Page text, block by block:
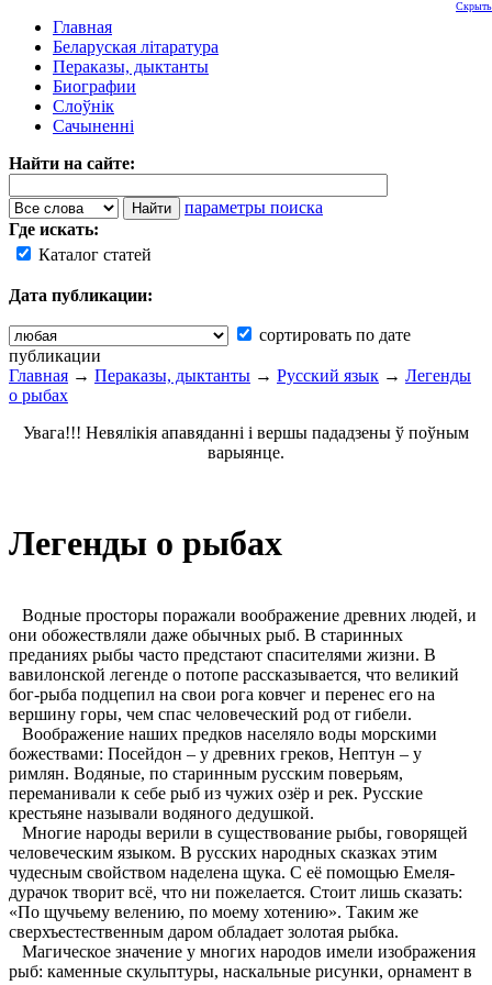
Главная
Беларуская літаратура
Пераказы, дыктанты
Биографии
Слоўнік
Сачыненні
Найти на сайте:
параметры поиска
Где искать:
Каталог статей
Дата публикации:
сортировать по дате
публикации
Скрыть
Главная → Пераказы, дыктанты → Русский язык → Легенды
о рыбах
Увага!!! Невялікія апавяданні і вершы пададзены ў поўным
варыянце.
Легенды о рыбах
Водные просторы поражали воображение древних людей, и
они обожествляли даже обычных рыб. В старинных
преданиях рыбы часто предстают спасителями жизни. В
вавилонской легенде о потопе рассказывается, что великий
бог-рыба подцепил на свои рога ковчег и перенес его на
вершину горы, чем спас человеческий род от гибели.
Воображение наших предков населяло воды морскими
божествами: Посейдон – у древних греков, Нептун – у
римлян. Водяные, по старинным русским поверьям,
переманивали к себе рыб из чужих озёр и рек. Русские
крестьяне называли водяного дедушкой.
Многие народы верили в существование рыбы, говорящей
человеческим языком. В русских народных сказках этим
чудесным свойством наделена щука. С её помощью Емеля-
дурачок творит всё, что ни пожелается. Стоит лишь сказать:
«По щучьему велению, по моему хотению». Таким же
сверхъестественным даром обладает золотая рыбка.
Магическое значение у многих народов имели изображения
рыб: каменные скульптуры, наскальные рисунки, орнамент в